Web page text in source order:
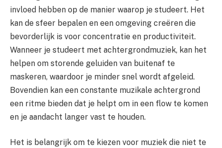
invloed hebben op de manier waarop je studeert. Het
kan de sfeer bepalen en een omgeving creëren die
bevorderlijk is voor concentratie en productiviteit.
Wanneer je studeert met achtergrondmuziek, kan het
helpen om storende geluiden van buitenaf te
maskeren, waardoor je minder snel wordt afgeleid.
Bovendien kan een constante muzikale achtergrond
een ritme bieden dat je helpt om in een flow te komen
en je aandacht langer vast te houden.
Het is belangrijk om te kiezen voor muziek die niet te